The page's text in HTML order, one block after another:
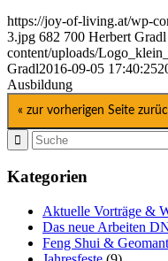
https://joy-of-living.at/wp-
3.jpg 682 700 Herbert Gradl
content/uploads/
Gradl2016-09-05 17:40:25
Ausbildung
« zur vorherigen Seite
Kategorien
Aktuelle Vorträge &
Das neue Arbeiten
Feng Shui &